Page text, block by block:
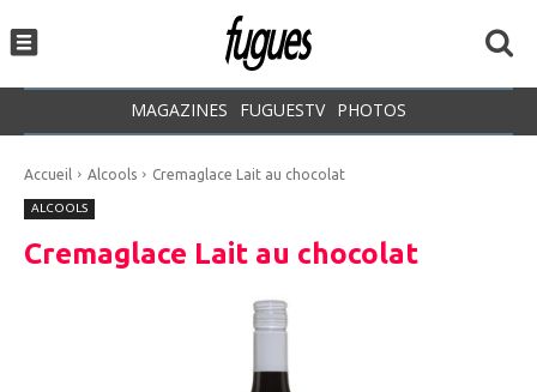
MAGAZINES FUGUESTV PHOTOS
Accueil Alcools Cremaglace Lait au chocolat
ALCOOLS
Cremaglace Lait au chocolat